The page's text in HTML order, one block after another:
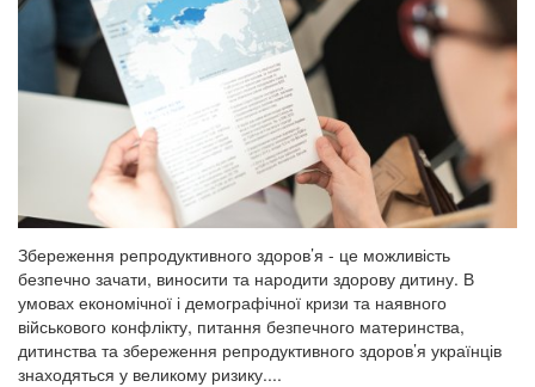
Збереження репродуктивного здоров’я - це можливість
безпечно зачати, виносити та народити здорову дитину. В
умовах економічної і демографічної кризи та наявного
військового конфлікту, питання безпечного материнства,
дитинства та збереження репродуктивного здоров’я українців
знаходяться у великому ризику....